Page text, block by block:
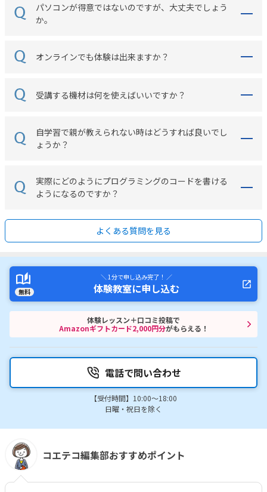
パソコンが得意ではないのですが、大丈夫でしょう
か。
オンラインでも体験は出来ますか？
受講する機材は何を使えばいいですか？
自学習で親が教えられない時はどうすれば良いでし
ょうか？
実際にどのようにプログラミングのコードを書ける
ようになるのですか？
よくある質問を見る
無料
＼ 1分で申し込み完了！ ／
体験教室に申し込む
体験レッスン＋口コミ投稿で
Amazonギフトカード2,000円分がもらえる！
電話で問い合わせ
【受付時間】10:00～18:00
日曜・祝日を除く
コエテコ編集部おすすめポイント